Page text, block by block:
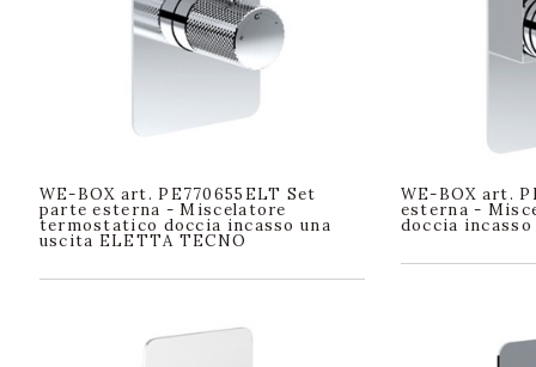
WE-BOX art. PE770655ELT Set
parte esterna - Miscelatore
termostatico doccia incasso una
uscita ELETTA TECNO
WE-BOX art.
esterna -
doccia